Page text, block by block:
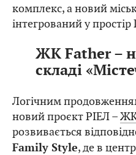
комплекс, а новий
інтегрований у простір
ЖК Father –
складі
Логічним
новий проєкт РІЕЛ –
розвивається
Family Style, де в